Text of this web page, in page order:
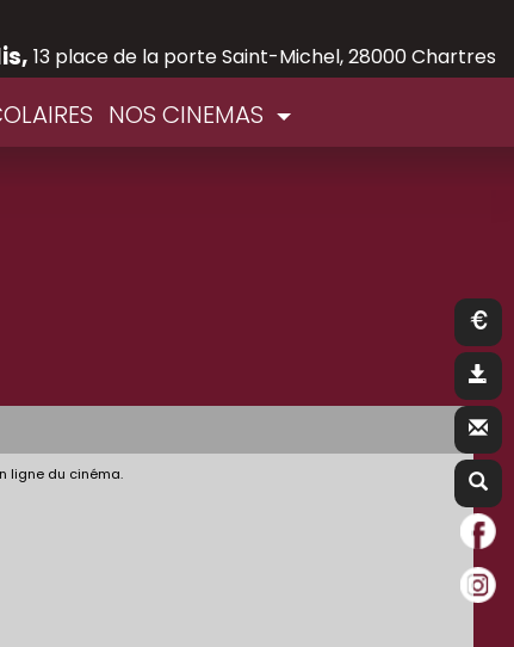
13 place de la porte Saint-Michel, 28000 Chartres
NOS CINEMAS
ligne du cinéma.